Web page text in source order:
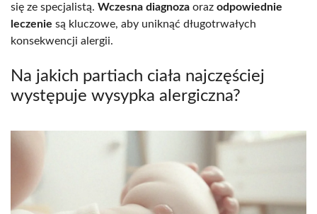
się ze specjalistą. Wczesna diagnoza oraz odpowiednie
leczenie są kluczowe, aby uniknąć długotrwałych
konsekwencji alergii.
Na jakich partiach ciała najczęściej
występuje wysypka alergiczna?